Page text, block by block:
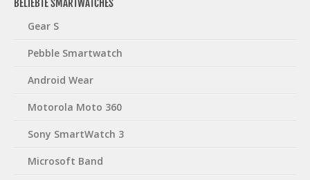
BELIEBTE SMARTWATCHES
Gear S
Pebble Smartwatch
Android Wear
Motorola Moto 360
Sony SmartWatch 3
Microsoft Band